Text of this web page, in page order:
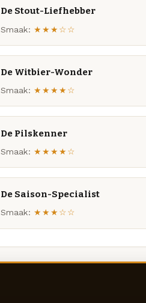
De Stout-Liefhebber
Smaak: ★★★☆☆
De Witbier-Wonder
Smaak: ★★★★☆
De Pilskenner
Smaak: ★★★★☆
De Saison-Specialist
Smaak: ★★★☆☆